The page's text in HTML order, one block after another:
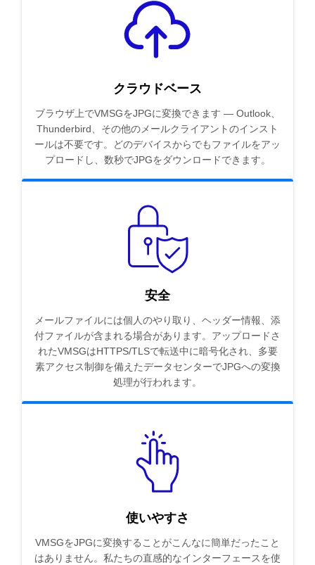
クラウドベース
ブラウザ上でVMSGをJPGに変換できます — Outlook、
Thunderbird、その他のメールクライアントのインスト
ールは不要です。どのデバイスからでもファイルをアッ
プロードし、数秒でJPGをダウンロードできます。
安全
メールファイルには個人のやり取り、ヘッダー情報、添
付ファイルが含まれる場合があります。アップロードさ
れたVMSGはHTTPS/TLSで転送中に暗号化され、多要
素アクセス制御を備えたデータセンターでJPGへの変換
処理が行われます。
使いやすさ
VMSGをJPGに変換することがこんなに簡単だったこと
はありません。私たちの直感的なインターフェースを使